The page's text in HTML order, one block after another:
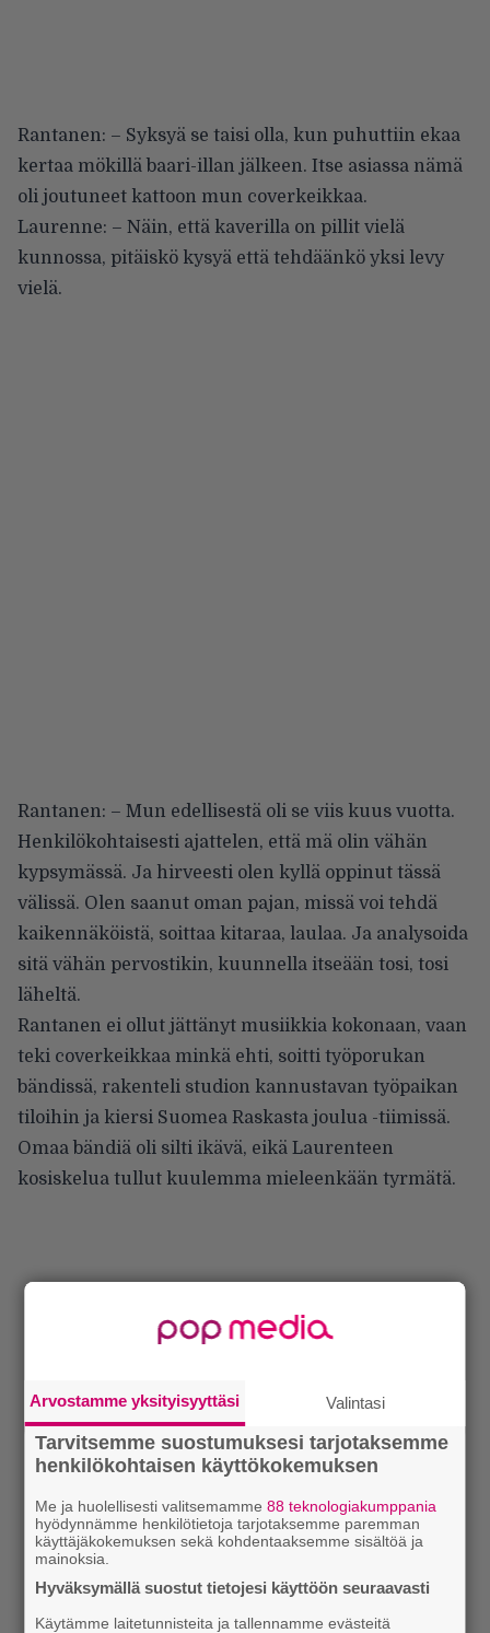
Rantanen: – Syksyä se taisi olla, kun puhuttiin ekaa
kertaa mökillä baari-illan jälkeen. Itse asiassa nämä
oli joutuneet kattoon mun coverkeikkaa.
Laurenne: – Näin, että kaverilla on pillit vielä
kunnossa, pitäiskö kysyä että tehdäänkö yksi levy
vielä.
Rantanen: – Mun edellisestä oli se viis kuus vuotta.
Henkilökohtaisesti ajattelen, että mä olin vähän
kypsymässä. Ja hirveesti olen kyllä oppinut tässä
välissä. Olen saanut oman pajan, missä voi tehdä
kaikennäköistä, soittaa kitaraa, laulaa. Ja analysoida
sitä vähän pervostikin, kuunnella itseään tosi, tosi
läheltä.
Rantanen ei ollut jättänyt musiikkia kokonaan, vaan
teki coverkeikkaa minkä ehti, soitti työporukan
bändissä, rakenteli studion kannustavan työpaikan
tiloihin ja kiersi Suomea Raskasta joulua -tiimissä.
Omaa bändiä oli silti ikävä, eikä Laurenteen
kosiskelua tullut kuulemma mieleenkään tyrmätä.
Arvostamme yksityisyyttäsi Valintasi
Tarvitsemme suostumuksesi tarjotaksemme
henkilökohtaisen käyttökokemuksen
Me ja huolellisesti valitsemamme88 teknologiakumppania
hyödynnämme henkilötietoja tarjotaksemme paremman
käyttäjäkokemuksen sekä kohdentaaksemme sisältöä ja
mainoksia.
Hyväksymällä suostut tietojesi käyttöön seuraavasti
Käytämme laitetunnisteita ja tallennamme evästeitä